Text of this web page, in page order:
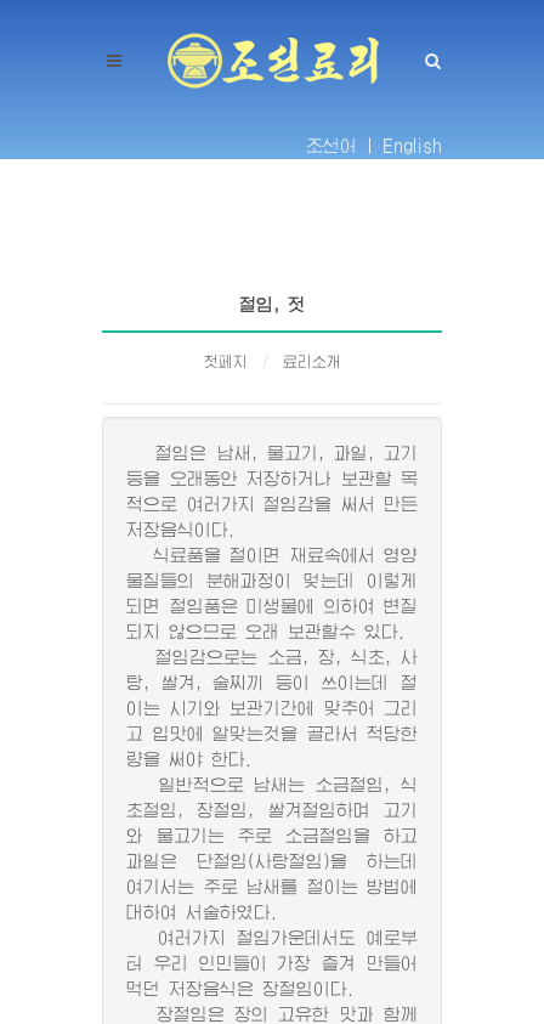
조선어 | English
절임, 젓
첫페지 료리소개
절임은 남새, 물고기, 과일, 고기
등을 오래동안 저장하거나 보관할 목
적으로 여러가지 절임감을 써서 만든
저장음식이다.
식료품을 절이면 재료속에서 영양
물질들의 분해과정이 멎는데 이렇게
되면 절임품은 미생물에 의하여 변질
되지 않으므로 오래 보관할수 있다.
절임감으로는 소금, 장, 식초, 사
탕, 쌀겨, 술찌끼 등이 쓰이는데 절
이는 시기와 보관기간에 맞추어 그리
고 입맛에 알맞는것을 골라서 적당한
량을 써야 한다.
일반적으로 남새는 소금절임, 식
초절임, 장절임, 쌀겨절임하며 고기
와 물고기는 주로 소금절임을 하고
과일은 단절임(사탕절임)을 하는데
여기서는 주로 남새를 절이는 방법에
대하여 서술하였다.
여러가지 절임가운데서도 예로부
터 우리 인민들이 가장 즐겨 만들어
먹던 저장음식은 장절임이다.
장절임은 장의 고유한 맛과 함께